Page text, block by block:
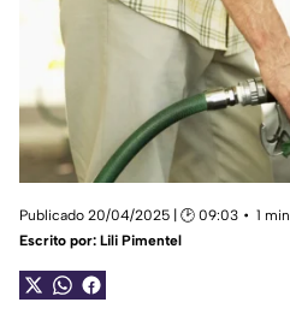
Publicado 20/04/2025 | 🕑 09:03
1
Escrito por: Lili Pimentel